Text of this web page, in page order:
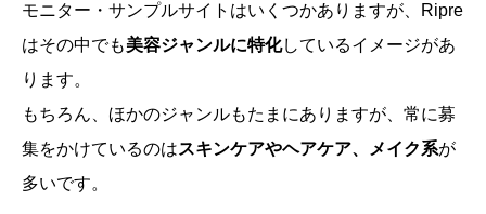
モニター・サンプルサイトはいくつかありますが、Ripre
はその中でも美容ジャンルに特化しているイメージがあ
ります。
もちろん、ほかのジャンルもたまにありますが、常に募
集をかけているのはスキンケアやヘアケア、メイク系が
多いです。